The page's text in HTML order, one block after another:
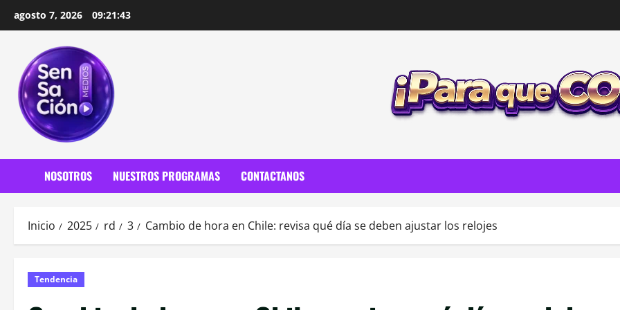
agosto 7, 2026 09:21:44
NOSOTROS NUESTROS PROGRAMAS CONTACTANOS
Inicio 2025 rd 3 Cambio de hora en Chile: revisa qué día se deben ajustar los relojes
Tendencia